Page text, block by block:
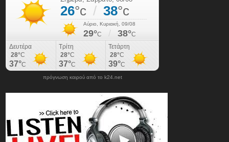
πρόγνωση καιρού από το k24.net